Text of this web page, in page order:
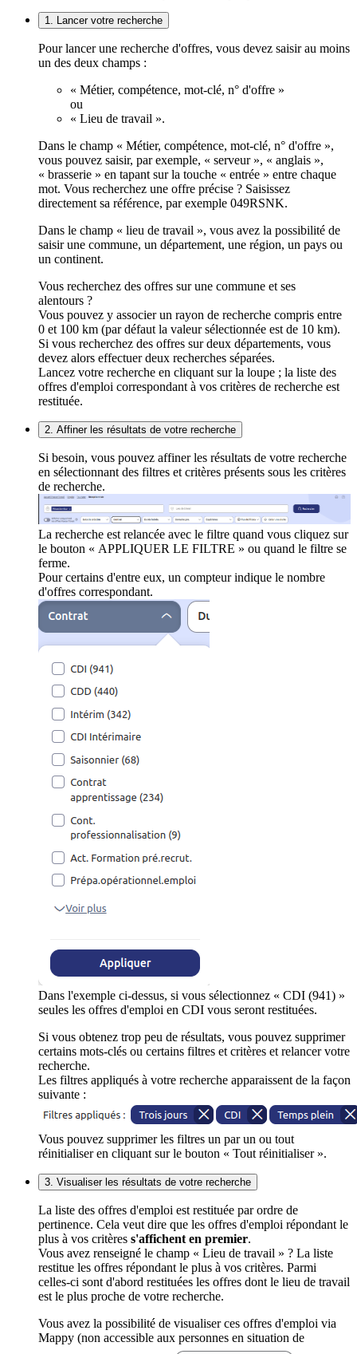
1. Lancer votre recherche
Pour lancer une recherche d'offres, vous devez saisir au moins
un des deux champs :
« Métier, compétence, mot-clé, n° d'offre »
ou
« Lieu de travail ».
Dans le champ « Métier, compétence, mot-clé, n° d'offre »,
vous pouvez saisir, par exemple, « serveur », « anglais »,
« brasserie » en tapant sur la touche « entrée » entre chaque
mot. Vous recherchez une offre précise ? Saisissez
directement sa référence, par exemple 049RSNK.
Dans le champ « lieu de travail », vous avez la possibilité de
saisir une commune, un département, une région, un pays ou
un continent.
Vous recherchez des offres sur une commune et ses
alentours ?
Vous pouvez y associer un rayon de recherche compris entre
0 et 100 km (par défaut la valeur sélectionnée est de 10 km).
Si vous recherchez des offres sur deux départements, vous
devez alors effectuer deux recherches séparées.
Lancez votre recherche en cliquant sur la loupe ; la liste des
offres d'emploi correspondant à vos critères de recherche est
restituée.
2. Affiner les résultats de votre recherche
Si besoin, vous pouvez affiner les résultats de votre recherche
en sélectionnant des filtres et critères présents sous les critères
de recherche.
La recherche est relancée avec le filtre quand vous cliquez sur
le bouton « APPLIQUER LE FILTRE » ou quand le filtre se
ferme.
Pour certains d'entre eux, un compteur indique le nombre
d'offres correspondant.
Dans l'exemple ci-dessus, si vous sélectionnez « CDI (941) »
seules les offres d'emploi en CDI vous seront restituées.
Si vous obtenez trop peu de résultats, vous pouvez supprimer
certains mots-clés ou certains filtres et critères et relancer votre
recherche.
Les filtres appliqués à votre recherche apparaissent de la façon
suivante :
Vous pouvez supprimer les filtres un par un ou tout
réinitialiser en cliquant sur le bouton « Tout réinitialiser ».
3. Visualiser les résultats de votre recherche
La liste des offres d'emploi est restituée par ordre de
pertinence. Cela veut dire que les offres d'emploi répondant le
plus à vos critères s'affichent en premier.
Vous avez renseigné le champ « Lieu de travail » ? La liste
restitue les offres répondant le plus à vos critères. Parmi
celles-ci sont d'abord restituées les offres dont le lieu de travail
est le plus proche de votre recherche.
Vous avez la possibilité de visualiser ces offres d'emploi via
Mappy (non accessible aux personnes en situation de